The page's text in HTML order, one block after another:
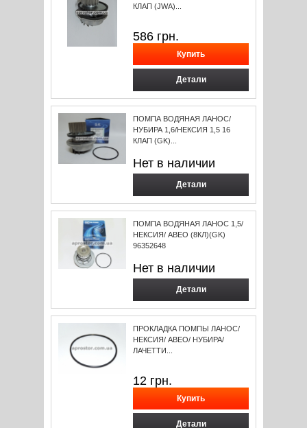
КЛАП (JWA)...
586 грн.
Детали
ПОМПА ВОДЯНАЯ ЛАНОС/
НУБИРА 1,6/НЕКСИЯ 1,5 16
КЛАП (GK)...
Нет в наличии
Детали
ПОМПА ВОДЯНАЯ ЛАНОС 1,5/
НЕКСИЯ/ АВЕО (8КЛ)(GK)
96352648
Нет в наличии
Детали
ПРОКЛАДКА ПОМПЫ ЛАНОС/
НЕКСИЯ/ АВЕО/ НУБИРА/
ЛАЧЕТТИ...
12 грн.
Детали